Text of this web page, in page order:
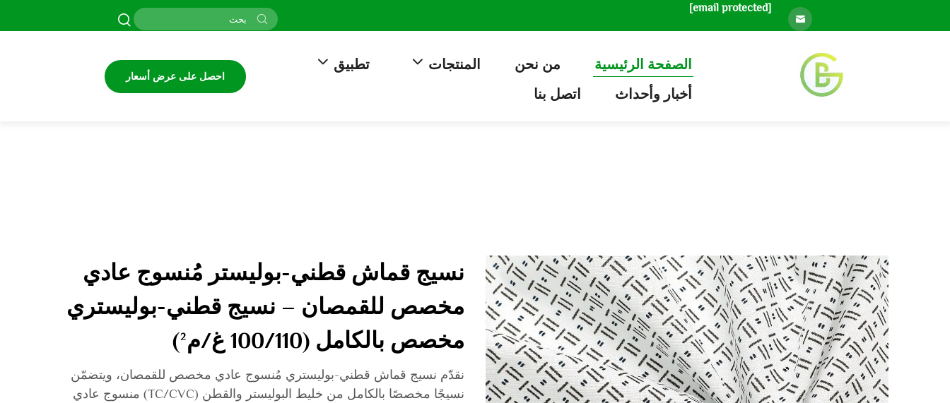
[email protected]
الصفحة الرئيسية من نحن المنتجات
تطبيق
أخبار وأحداث
اتصل بنا
احصل على عرض أسعار
نسيج قماش قطني-بوليستر مُنسوج عادي
مخصص للقمصان – نسيج قطني-بوليستري
مخصص بالكامل (100/110 غ/م²)
نقدّم نسيج قماش قطني-بوليستري مُنسوج عادي مخصص للقمصان، ويتضمّن
نسيجًا مخصصًا بالكامل من خليط البوليستر والقطن (TC/CVC) منسوج عادي